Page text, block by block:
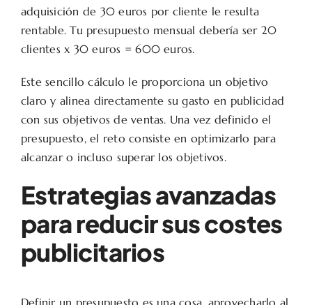
adquisición de 30 euros por cliente le resulta
rentable. Tu presupuesto mensual debería ser 20
clientes x 30 euros = 600 euros.
Este sencillo cálculo le proporciona un objetivo
claro y alinea directamente su gasto en publicidad
con sus objetivos de ventas. Una vez definido el
presupuesto, el reto consiste en optimizarlo para
alcanzar o incluso superar los objetivos.
Estrategias avanzadas
para reducir sus costes
publicitarios
Definir un presupuesto es una cosa, aprovecharlo al